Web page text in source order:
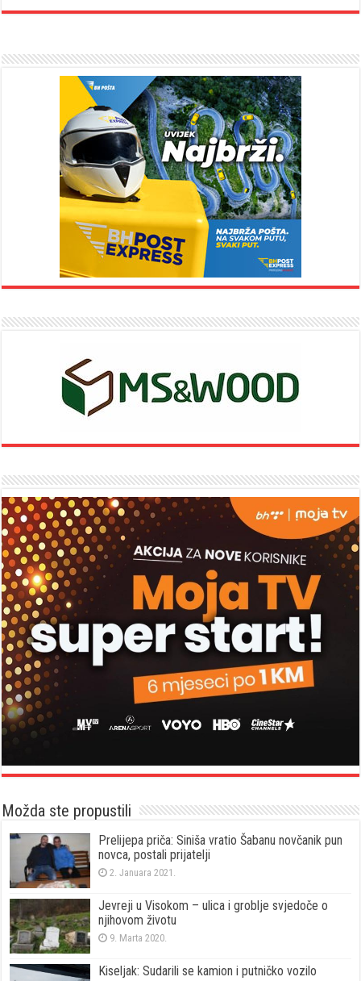
Možda ste propustili
Prelijepa priča: Siniša vratio Šabanu novčanik pun
novca, postali prijatelji
2. Januara 2021.
Jevreji u Visokom – ulica i groblje svjedoče o
njihovom životu
9. Marta 2020.
Kiseljak: Sudarili se kamion i putničko vozilo